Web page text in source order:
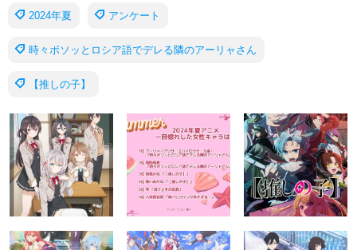
2024年夏 アンケート
時々ボソッとロシア語でデレる隣のアーリャさん
【推しの子】